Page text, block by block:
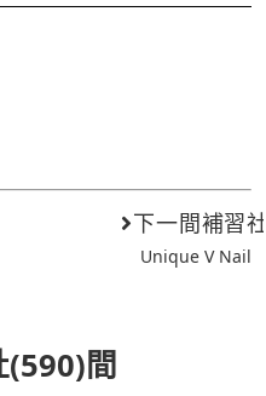
下一間補習
Unique V Nail
(590)間